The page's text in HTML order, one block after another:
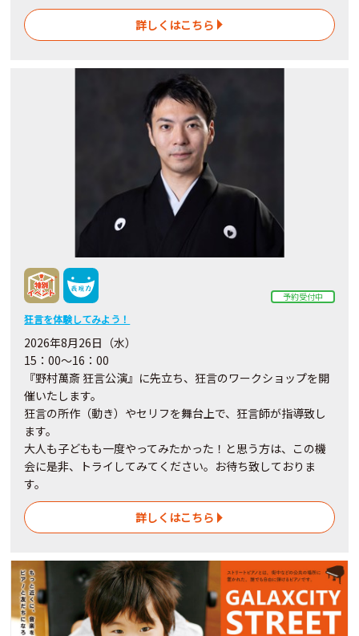
詳しくはこちら
予約受付中
狂言を体験してみよう！
2026年8月26日（水）
15：00～16：00
『野村萬斎 狂言公演』に先立ち、狂言のワークショップを開
催いたします。
狂言の所作（動き）やセリフを舞台上で、狂言師が指導致し
ます。
大人も子どもも一度やってみたかった！と思う方は、この機
会に是非、トライしてみてください。お待ち致しておりま
す。
詳しくはこちら